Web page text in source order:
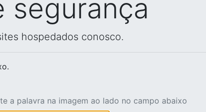
segurança
hospedados conosco.
a palavra na imagem ao lado no campo abaixo